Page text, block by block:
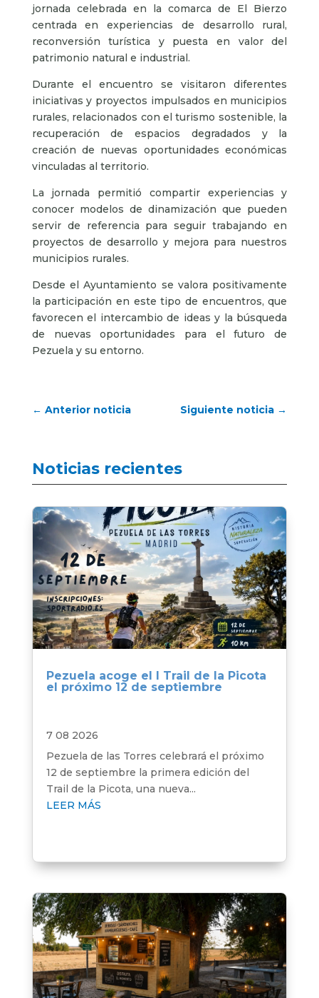
jornada celebrada en la comarca de El Bierzo
centrada en experiencias de desarrollo rural,
reconversión turística y puesta en valor del
patrimonio natural e industrial.
Durante el encuentro se visitaron diferentes
iniciativas y proyectos impulsados en municipios
rurales, relacionados con el turismo sostenible, la
recuperación de espacios degradados y la
creación de nuevas oportunidades económicas
vinculadas al territorio.
La jornada permitió compartir experiencias y
conocer modelos de dinamización que pueden
servir de referencia para seguir trabajando en
proyectos de desarrollo y mejora para nuestros
municipios rurales.
Desde el Ayuntamiento se valora positivamente
la participación en este tipo de encuentros, que
favorecen el intercambio de ideas y la búsqueda
de nuevas oportunidades para el futuro de
Pezuela y su entorno.
← Anterior noticia Siguiente noticia →
Noticias recientes
Pezuela acoge el I Trail de la Picota
el próximo 12 de septiembre
7 08 2026
Pezuela de las Torres celebrará el próximo
12 de septiembre la primera edición del
Trail de la Picota, una nueva...
LEER MÁS